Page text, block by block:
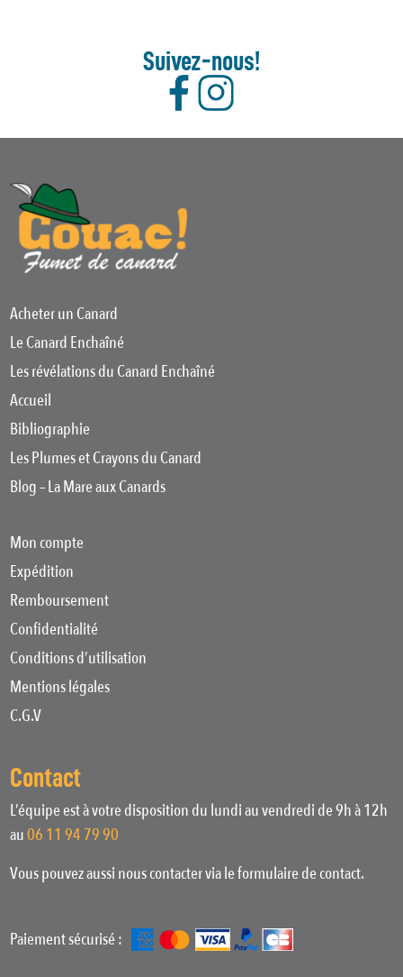
Suivez-nous!
Acheter un Canard
Le Canard Enchaîné
Les révélations du Canard Enchaîné
Accueil
Bibliographie
Les Plumes et Crayons du Canard
Blog – La Mare aux Canards
Mon compte
Expédition
Remboursement
Confidentialité
Conditions d’utilisation
Mentions légales
C.G.V
Contact
L’équipe est à votre disposition du lundi au vendredi de 9h à 12h
au06 11 94 79 90
Vous pouvez aussi nous contacter via le formulaire de contact.
Paiement sécurisé :